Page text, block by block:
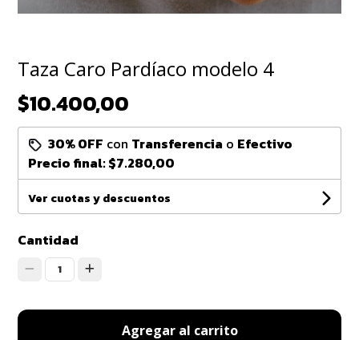
Taza Caro Pardíaco modelo 4
$10.400,00
30% OFF con Transferencia o Efectivo
Precio final:$7.280,00
Ver cuotas y descuentos
Cantidad
1
Agregar al carrito